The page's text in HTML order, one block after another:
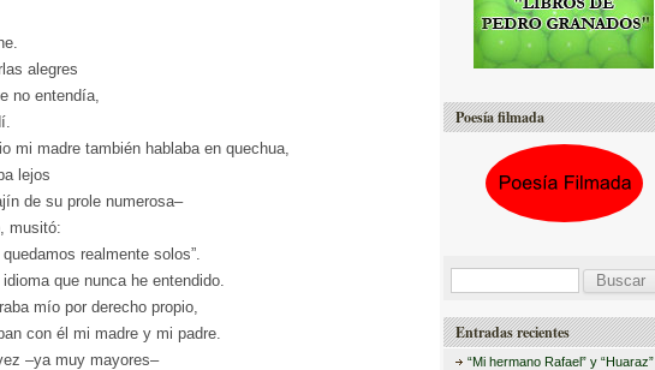
alegres
no entendía,
mi madre también hablaba en quechua,
lejos
de su prole numerosa–
musitó:
realmente solos”.
que nunca he entendido.
mío por derecho propio,
con él mi madre y mi padre.
–ya muy mayores–
Poesía filmada
s
Entradas recientes
“Mi hermano Rafael” y “Huaraz”